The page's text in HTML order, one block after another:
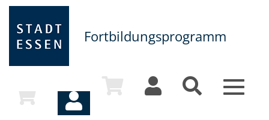
Fortbildungsprogramm
Toggle